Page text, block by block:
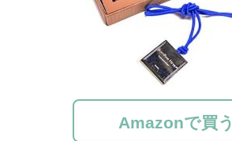
Amazonで買う